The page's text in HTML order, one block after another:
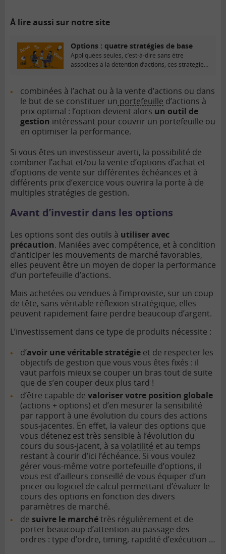
À lire aussi sur notre site
Options : quatre stratégies de base
Appliquées seules, c’est-à-dire sans être
associées à la détention d’actions, ces stratégies
combinées à l’achat ou à la vente d’actions ou dans
le but de se constituer un portefeuille d’actions à
prix optimal : l’option devient alors un outil de
gestion intéressant pour couvrir un portefeuille ou
en optimiser la performance.
Si vous êtes un investisseur averti, la possibilité de
combiner l’achat et/ou la vente d’options d’achat et
d’options de vente sur différentes échéances et à
différents prix d’exercice vous ouvrira la porte à de
multiples stratégies de gestion.
Avant d’investir dans les options
Les options sont des outils à utiliser avec
précaution. Maniées avec compétence, et à condition
d’anticiper les mouvements de marché favorables,
elles peuvent être un moyen de doper la performance
d’un portefeuille d’actions.
Mais achetées ou vendues à l’improviste, sur un coup
de tête, sans véritable réflexion stratégique, elles
peuvent rapidement faire perdre beaucoup d’argent.
L’investissement dans ce type de produits nécessite :
d’avoir une véritable stratégie et de respecter les
objectifs de gestion que vous vous êtes fixés : il
vaut parfois mieux se couper un bras tout de suite
que de s’en couper deux plus tard !
d’être capable de valoriser votre position globale
(actions + options) et d’en mesurer la sensibilité
par rapport à une évolution du cours des actions
sous-jacentes. En effet, la valeur des options que
vous détenez est très sensible à l’évolution du
cours du sous-jacent, à sa volatilité et au temps
restant à courir d’ici l’échéance. Si vous voulez
gérer vous-même votre portefeuille d’options, il
vous est d’ailleurs conseillé de vous équiper d’un
pricer ou logiciel de calcul permettant d’évaluer le
cours des options en fonction des divers
paramètres de marché.
de suivre le marchétrès régulièrement et de
porter beaucoup d’attention au passage des
ordres : type d’ordre, timing, rapidité d’exécution …